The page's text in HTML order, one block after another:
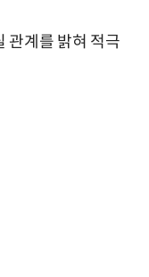
관계를 밝혀 적극